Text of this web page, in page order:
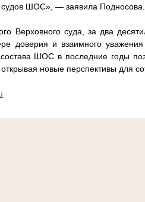
судов ШОС», — заявила Подносова.
Верховного суда, за два
доверия и взаимного
ШОС в последние годы
новые перспективы для